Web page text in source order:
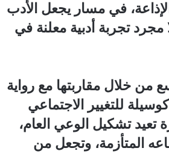
في مسار يجعل الأدب
تجربة أدبية معلنة في
خلال مقاربتها مع رواية
للتغيير الاجتماعي
تعيد تشكيل الوعي العام،
المتأزمة، وتجعل من